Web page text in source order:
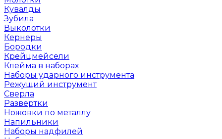
Кувалды
Зубила
Выколотки
Кернеры
Бородки
Крейцмейсели
Клейма в наборах
Наборы ударного инструмента
Режущий инструмент
Сверла
Развертки
Ножовки по металлу
Напильники
Наборы надфилей